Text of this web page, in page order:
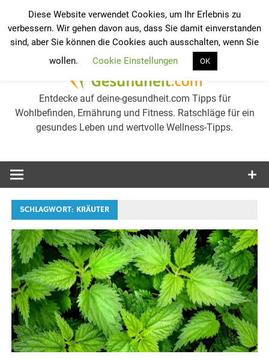
Werkzeugleiste öffnen
springen
Entdecke auf deine-gesundheit.com Tipps für
Wohlbefinden, Ernährung und Fitness. Ratschläge für ein
gesundes Leben und wertvolle Wellness-Tipps.
SCHLAGWORT: KRÄUTER
Diese Website verwendet Cookies, um Ihr Erlebnis zu
verbessern. Wir gehen davon aus, dass Sie damit einverstanden
sind, aber Sie können die Cookies auch ausschalten, wenn Sie
wollen.
Cookie Einstellungen OK